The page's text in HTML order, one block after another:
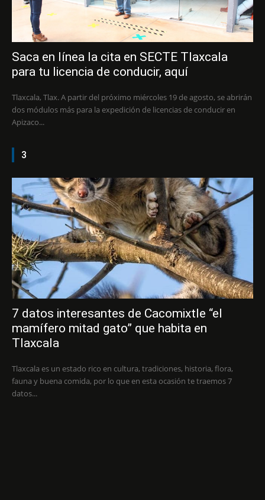
Saca en línea la cita en SECTE Tlaxcala
para tu licencia de conducir, aquí
Tlaxcala, Tlax. A partir del próximo miércoles 19 de agosto, se abrirán
dos módulos más para la expedición de licencias de conducir en
Apizaco...
3
7 datos interesantes de Cacomixtle “el
mamífero mitad gato” que habita en
Tlaxcala
Tlaxcala es un estado rico en cultura, tradiciones, historia, flora,
fauna y buena comida, por lo que en esta ocasión te traemos 7
datos...